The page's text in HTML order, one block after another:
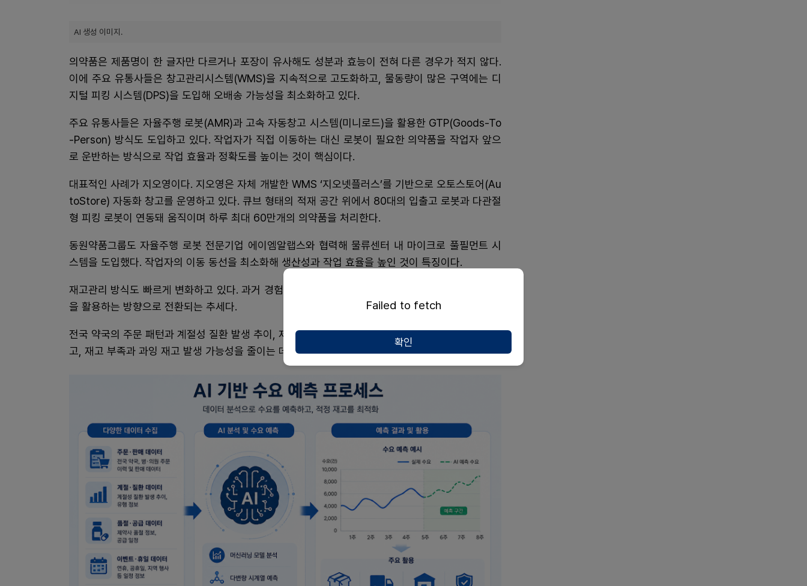
AI 생성 이미지.
의약품은 제품명이 한 글자만 다르거나 포장이 유사해도 성분과 효능이 전혀 다른 경우가 적지 않다.
이에 주요 유통사들은 창고관리시스템(WMS)을 지속적으로 고도화하고, 물동량이 많은 구역에는 디
지털 피킹 시스템(DPS)을 도입해 오배송 가능성을 최소화하고 있다.
주요 유통사들은 자율주행 로봇(AMR)과 고속 자동창고 시스템(미니로드)을 활용한 GTP(Goods-To
-Person) 방식도 도입하고 있다. 작업자가 직접 이동하는 대신 로봇이 필요한 의약품을 작업자 앞으
로 운반하는 방식으로 작업 효율과 정확도를 높이는 것이 핵심이다.
대표적인 사례가 지오영이다. 지오영은 자체 개발한 WMS ‘지오넷플러스’를 기반으로 오토스토어(Au
toStore) 자동화 창고를 운영하고 있다. 큐브 형태의 적재 공간 위에서 80대의 입출고 로봇과 다관절
형 피킹 로봇이 연동돼 움직이며 하루 최대 60만개의 의약품을 처리한다.
동원약품그룹도 자율주행 로봇 전문기업 에이엠알랩스와 협력해 물류센터 내 마이크로 풀필먼트 시
스템을 도입했다. 작업자의 이동 동선을 최소화해 생산성과 작업 효율을 높인 것이 특징이다.
재고관리 방식도 빠르게 변화하고 있다. 과거 경험과 직관에 의존했던 발주 방식은 AI 수요 예측 기술
을 활용하는 방향으로 전환되는 추세다.
전국 약국의 주문 패턴과 계절성 질환 발생 추이, 제약사의 품절 정보 등을 분석해 적정 재고를 산출하
고, 재고 부족과 과잉 재고 발생 가능성을 줄이는 데 활용하고 있다.
Failed to fetch
확인